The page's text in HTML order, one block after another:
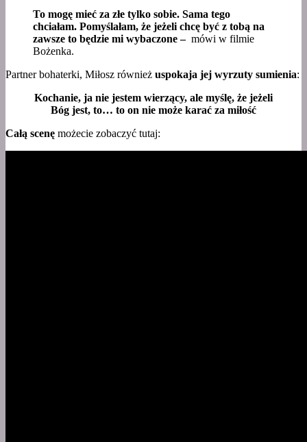
To mogę mieć za złe tylko sobie. Sama tego
chciałam. Pomyślałam, że jeżeli chcę być z tobą na
zawsze to będzie mi wybaczone – mówi w filmie
Bożenka.
Partner bohaterki, Miłosz również uspokaja jej wyrzuty sumienia:
Kochanie, ja nie jestem wierzący, ale myślę, że jeżeli
Bóg jest, to… to on nie może karać za miłość
Całą scenę możecie zobaczyć tutaj: